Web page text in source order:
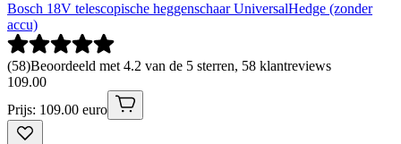
Bosch 18V telescopische heggenschaar UniversalHedge (zonder
accu)
(58)Beoordeeld met 4.2 van de 5 sterren, 58 klantreviews
109.00
Prijs: 109.00 euro